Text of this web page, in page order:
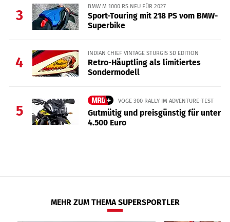
3
BMW M 1000 RS NEU FÜR 2027
Sport-Touring mit 218 PS vom BMW-
Superbike
4
INDIAN CHIEF VINTAGE STURGIS SD EDITION
Retro-Häuptling als limitiertes
Sondermodell
5
VOGE 300 RALLY IM ADVENTURE-TEST
Gutmütig und preisgünstig für unter
4.500 Euro
MEHR ZUM THEMA SUPERSPORTLER